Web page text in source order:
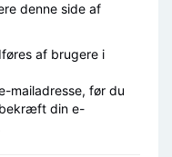
denne side af
af brugere i
mailadresse, før du
din e-